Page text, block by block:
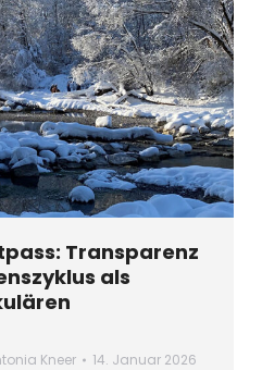
Transparenz
als
Kneer 14. Januar 2026